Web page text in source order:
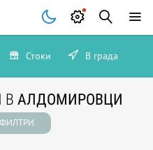
Стоки В града
В АЛДОМИРОВЦИ